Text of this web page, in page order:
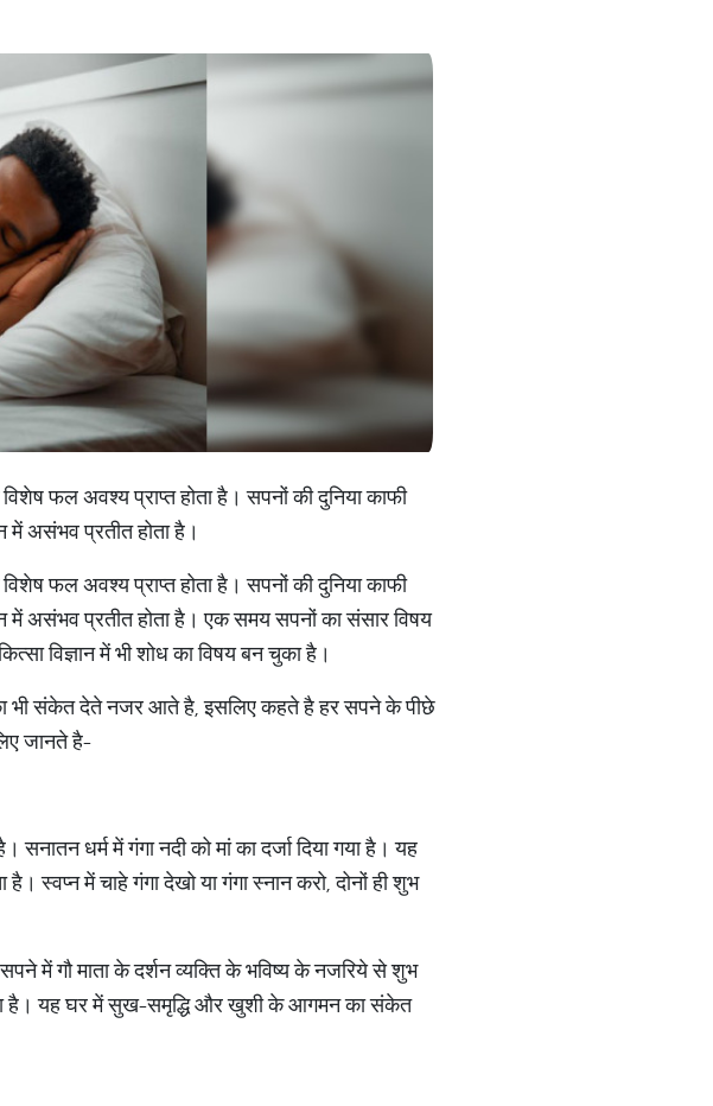
फल अवश्य प्राप्त होता है। सपनों की दुनिया काफी
में असंभव प्रतीत होता है।
फल अवश्य प्राप्त होता है। सपनों की दुनिया काफी
में असंभव प्रतीत होता है। एक समय सपनों का संसार विषय
विज्ञान में भी शोध का विषय बन चुका है।
भी संकेत देते नजर आते है, इसलिए कहते है हर सपने के पीछे
जानते है-
धर्म में गंगा नदी को मां का दर्जा दिया गया है। यह
है। स्वप्न में चाहे गंगा देखो या गंगा स्नान करो, दोनों ही शुभ
में गौ माता के दर्शन व्यक्ति के भविष्य के नजरिये से शुभ
है। यह घर में सुख-समृद्धि और खुशी के आगमन का संकेत